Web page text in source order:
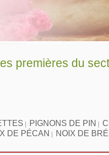
premières du
PIGNONS DE PIN
DE PÉCAN NOIX DE